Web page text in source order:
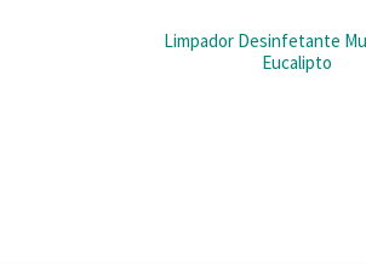
Limpador Desinfetante
Eucalipto